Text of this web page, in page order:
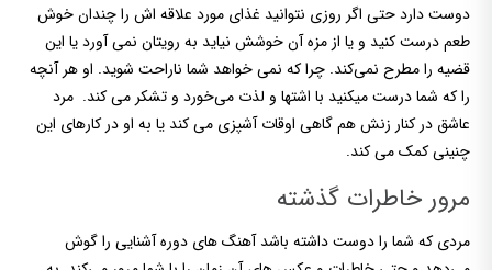
دوست دارد حتی اگر روزی نتوانید غذای مورد علاقه اش را چندان خوش
طعم درست کنید و یا از مزه آن خوشش نیاید به رویتان نمی آورد یا این
قضیه را مطرح نمی‌کند. چرا که نمی خواهد شما ناراحت شوید. او هر آنچه
را که شما درست میکنید با اشتها و لذت می‌خورد و تشکر می کند. مرد
عاشق در کنار زنش هم گاهی اوقات آشپزی می کند یا به او در کارهای این
چنینی کمک می کند.
مرور خاطرات گذشته
مردی که شما را دوست داشته باشد آهنگ های دوره آشنایی را گوش